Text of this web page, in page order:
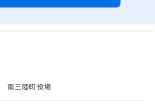
南三陸町役場